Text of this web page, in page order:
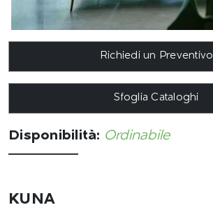
Richiedi un Preventivo
Sfoglia Cataloghi
Disponibilità: Ordinabile
KUNA